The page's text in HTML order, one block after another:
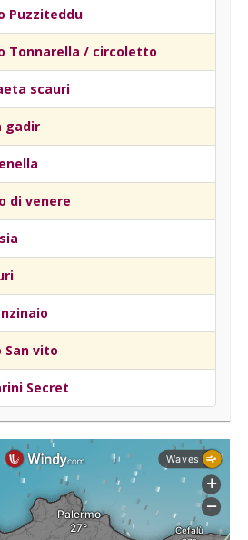
Puzziteddu
Tonnarella / circoletto
scauri
gadir
di venere
San vito
Secret